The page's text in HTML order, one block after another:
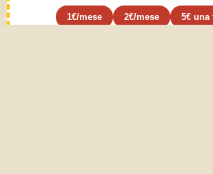
1€/mese 2€/mese 5€ una